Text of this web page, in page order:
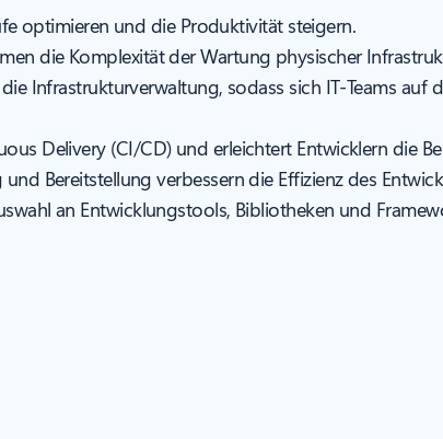
optimieren und die Produktivität steigern.
die Komplexität der Wartung physischer
Infrastrukturverwaltung, sodass sich IT-Teams auf
Delivery (CI/CD) und erleichtert Entwicklern die
Bereitstellung verbessern die Effizienz des
an Entwicklungstools, Bibliotheken und